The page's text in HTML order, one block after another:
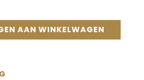
AAN WINKELWAGEN